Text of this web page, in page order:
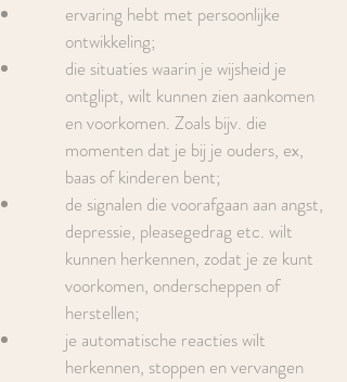
ervaring hebt met persoonlijke
ontwikkeling;
die situaties waarin je wijsheid je
ontglipt, wilt kunnen zien aankomen
en voorkomen. Zoals bijv. die
momenten dat je bij je ouders, ex,
baas of kinderen bent;
de signalen die voorafgaan aan angst,
depressie, pleasegedrag etc. wilt
kunnen herkennen, zodat je ze kunt
voorkomen, onderscheppen of
herstellen;
je automatische reacties wilt
herkennen, stoppen en vervangen